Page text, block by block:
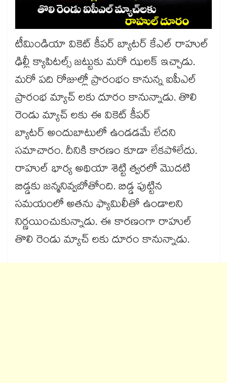
టీమిండియా వికెట్ కీపర్ బ్యాటర్ కేఎల్ రాహుల్
ఢిల్లీ క్యాపిటల్స్ జట్టుకు మరో ఝలక్ ఇచ్చాడు.
మరో పది రోజుల్లో ప్రారంభం కానున్న ఐపీఎల్
ప్రారంభ మ్యాచ్ లకు దూరం కానున్నాడు. తొలి
రెండు మ్యాచ్ లకు ఈ వికెట్ కీపర్
బ్యాటర్ అందుబాటులో ఉండడమే లేదని
సమాచారం. దీనికి కారణం కూడా లేకపోలేదు.
రాహుల్ భార్య అథియా శెట్టి త్వరలో మొదటి
బిడ్డకు జన్మనివ్వబోతోంది. బిడ్డ పుట్టిన
సమయంలో అతను ఫ్యామిలీతో ఉండాలని
నిర్ణయించుకున్నాడు. ఈ కారణంగా రాహుల్
తొలి రెండు మ్యాచ్ లకు దూరం కానున్నాడు.